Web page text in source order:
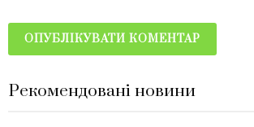
Рекомендовані новини